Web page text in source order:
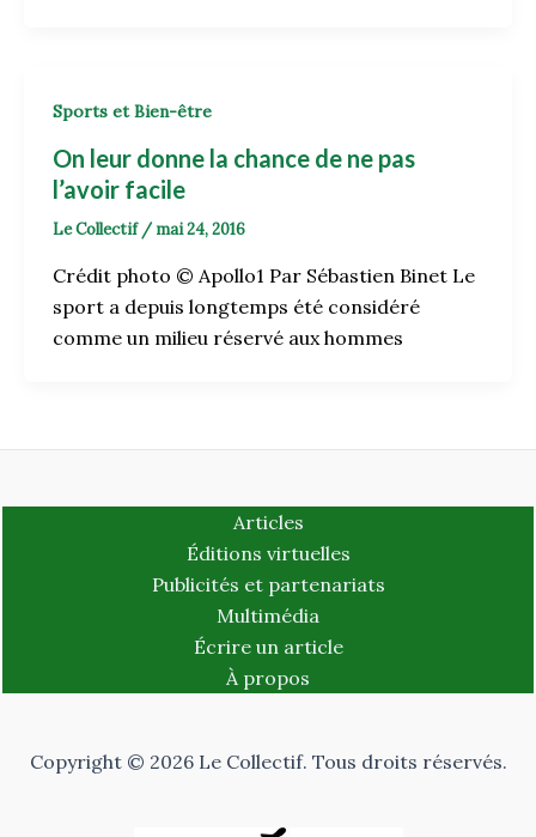
Sports et Bien-être
On leur donne la chance de ne pas
l’avoir facile
Le Collectif / mai 24, 2016
Crédit photo © Apollo1 Par Sébastien Binet Le
sport a depuis longtemps été considéré
comme un milieu réservé aux hommes
Articles
Éditions virtuelles
Publicités et partenariats
Multimédia
Écrire un article
À propos
Copyright © 2026 Le Collectif. Tous droits réservés.